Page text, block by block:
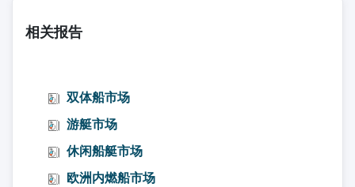
相关报告
双体船市场
游艇市场
休闲船艇市场
欧洲内燃船市场